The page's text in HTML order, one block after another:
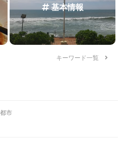
基本情報
キーワード一覧
市